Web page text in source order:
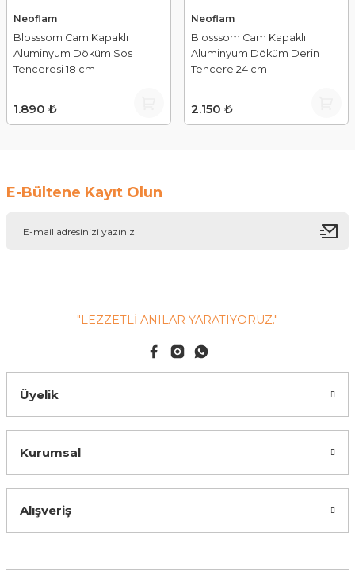
Neoflam
Blosssom Cam Kapaklı
Aluminyum Döküm Sos
Tenceresi 18 cm
1.890 ₺
Neoflam
Blosssom Cam Kapaklı
Aluminyum Döküm Derin
Tencere 24 cm
2.150 ₺
E-Bültene Kayıt Olun
"LEZZETLİ ANILAR YARATIYORUZ."
Üyelik
Kurumsal
Alışveriş